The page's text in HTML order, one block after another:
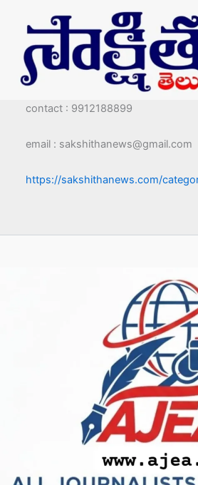
contact : 9912188899
email : sakshithanews@gmail.com
https://sakshithanews.com/